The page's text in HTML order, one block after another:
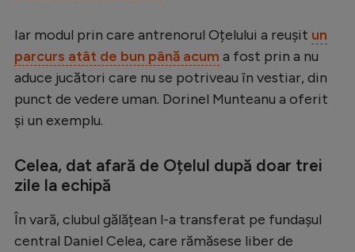
Handbal
Natație
Gimnastică
Rugby
Alte sporturi
Iar modul prin care antrenorul Oțelului a reușit un
parcurs atât de bun până acum a fost prin a nu
aduce jucători care nu se potriveau în vestiar, din
punct de vedere uman. Dorinel Munteanu a oferit
și un exemplu.
Celea, dat afară de Oțelul după doar trei
zile la echipă
În vară, clubul gălățean l-a transferat pe fundașul
central Daniel Celea, care rămăsese liber de